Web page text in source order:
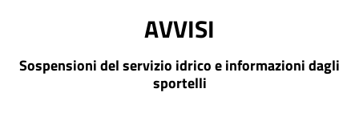
AVVISI
Sospensioni del servizio idrico e informazioni dagli
sportelli